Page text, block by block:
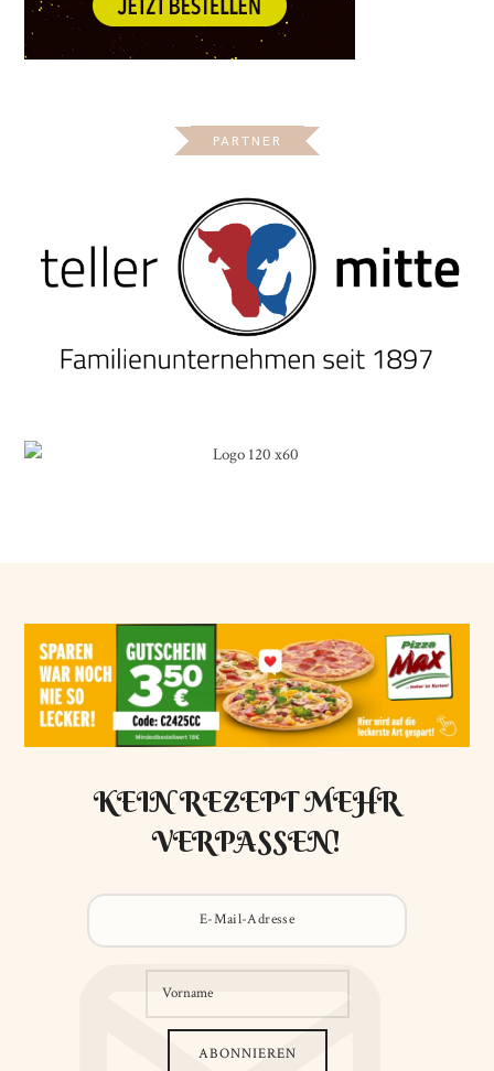
PARTNER
KEIN REZEPT MEHR
VERPASSEN!